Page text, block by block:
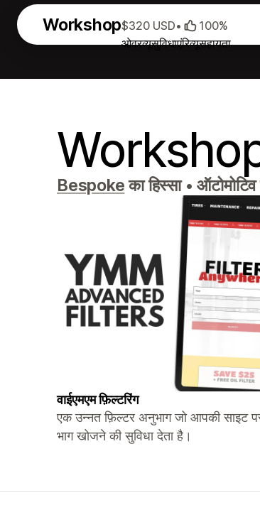
Workshop
ओवरव्यूसुविधाएंरिव्यूसहायता
$320 USD• 100%
Bespokeका हिस्सा •
वाईएमएम फ़िल्टरिंग
एक उन्नत फ़िल्टर अनुभाग जो आपकी साइट
भाग खोजने की सुविधा देता है।